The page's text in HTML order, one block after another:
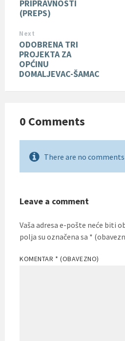
PRIPRAVNOSTI
(PREPS)
Next
ODOBRENA TRI
PROJEKTA ZA
OPĆINU
DOMALJEVAC-ŠAMAC
0 Comments
There are no
Leave a comment
Vaša adresa e-pošte neće biti
polja su označena sa *
KOMENTAR * (OBAVEZNO)